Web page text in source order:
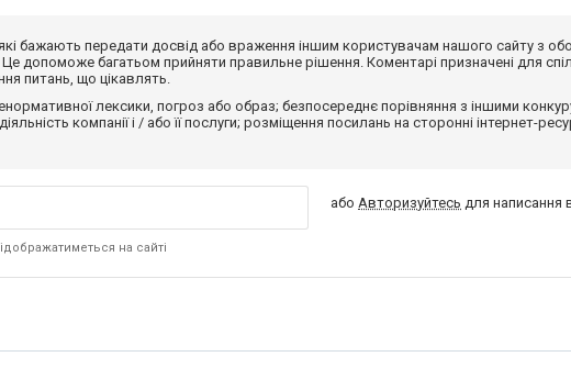
бажають передати досвід або враження іншим користувачам нашого сайту з
допоможе багатьом прийняти правильне рішення. Коментарі призначені для
питань, що цікавлять.
лексики, погроз або образ; безпосереднє порівняння з іншими
компанії і / або її послуги; розміщення посилань на сторонні інтернет-
на сайті
абоАвторизуйтесь для написання